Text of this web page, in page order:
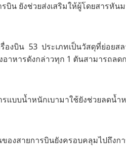
บิน ยังช่วยส่งเสริมให้ผู้โดยสารหัน
องบิน 53 ประเภทเป็นวัสดุที่ย่อย
าหารดังกล่าวทุก 1 ตันสามารถล
แบบน้ำหนักเบามาใช้ยังช่วยลดน้
องสายการบินยังครอบคลุมไปถึง